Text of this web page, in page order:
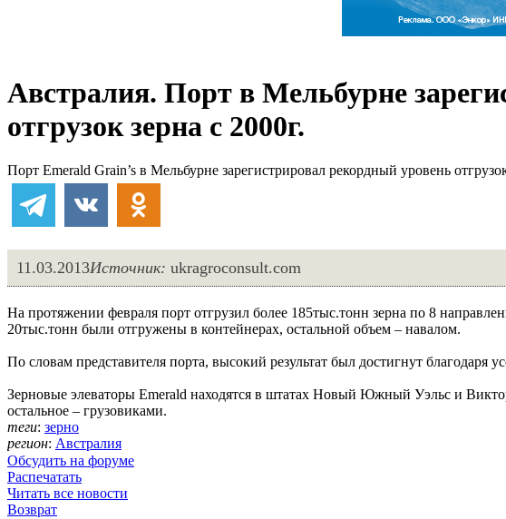
Австралия. Порт в Мельбурне
отгрузок зерна с 2000г.
Порт Emerald Grain’s в Мельбурне зарегистрировал рекордный уровень
11.03.2013Источник: ukragroconsult.com
На протяжении февраля порт отгрузил более 185тыс.тонн зерна по 8
20тыс.тонн были отгружены в контейнерах, остальной объем – навалом.
По словам представителя порта, высокий результат был достигнут благодаря
Зерновые элеваторы Emerald находятся в штатах Новый Южный Уэльс и
остальное – грузовиками.
теги: зерно
регион: Австралия
Обсудить на форуме
Распечатать
Читать все новости
Возврат